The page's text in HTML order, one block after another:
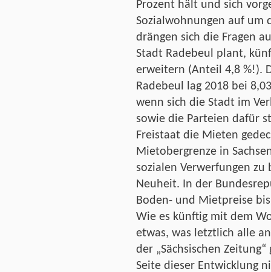
Prozent hält und sich
Sozialwohnungen auf um
drängen sich die Fragen
Stadt Radebeul plant,
erweitern (Anteil 4,8 %!).
Radebeul lag 2018 bei
wenn sich die Stadt im
sowie die Parteien dafür
Freistaat die Mieten
Mietobergrenze in
sozialen Verwerfungen zu
Neuheit. In der
Boden- und Mietpreise
Wie es künftig mit dem
etwas, was letztlich alle
der „Sächsischen
Seite dieser Entwicklung